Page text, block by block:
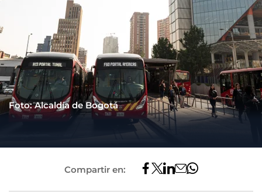
Foto: Alcaldía de Bogotá
Compartir en: